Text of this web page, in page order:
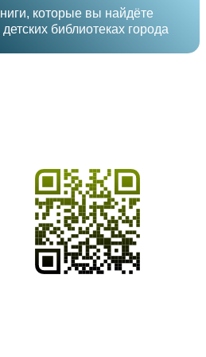
которые вы найдёте
детских библиотеках города